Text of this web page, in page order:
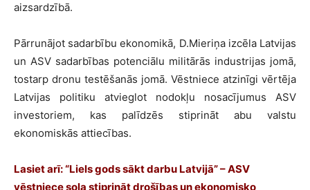
aizsardzībā.
Pārrunājot sadarbību ekonomikā, D.Mieriņa izcēla Latvijas
un ASV sadarbības potenciālu militārās industrijas jomā,
tostarp dronu testēšanās jomā. Vēstniece atzinīgi vērtēja
Latvijas politiku atvieglot nodokļu nosacījumus ASV
investoriem, kas palīdzēs stiprināt abu valstu
ekonomiskās attiecības.
Lasiet arī: “Liels gods sākt darbu Latvijā” – ASV
vēstniece sola stiprināt drošības un ekonomisko